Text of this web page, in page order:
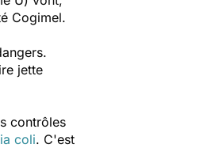
Cogimel.
jette
contrôles
coli. C'est